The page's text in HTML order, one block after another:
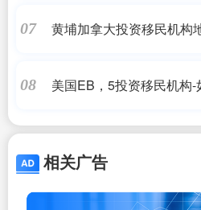
07
黄埔加拿大投资移民机构
08
美国EB，5投资移民机构-
相关广告